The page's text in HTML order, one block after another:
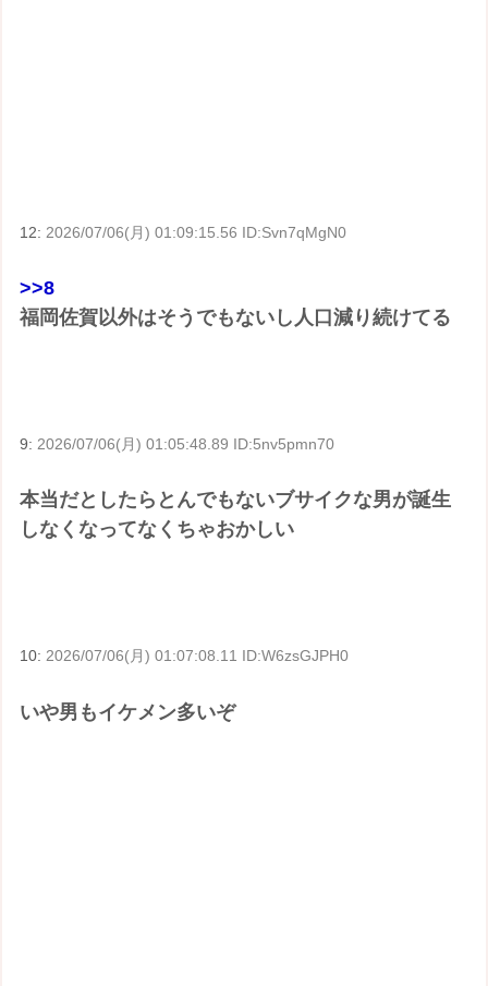
12: 2026/07/06(月) 01:09:15.56 ID:Svn7qMgN0
>>8
福岡佐賀以外はそうでもないし人口減り続けてる
9: 2026/07/06(月) 01:05:48.89 ID:5nv5pmn70
本当だとしたらとんでもないブサイクな男が誕生
しなくなってなくちゃおかしい
10:2026/07/06(月) 01:07:08.11 ID:W6zsGJPH0
いや男もイケメン多いぞ